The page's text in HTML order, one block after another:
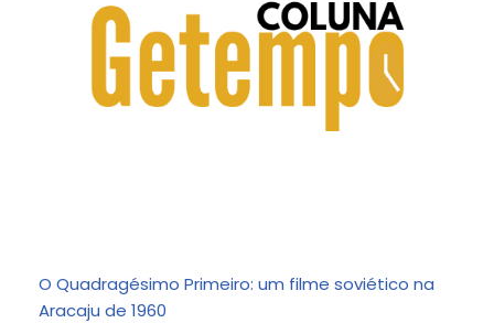
O Quadragésimo Primeiro: um filme soviético na
Aracaju de 1960